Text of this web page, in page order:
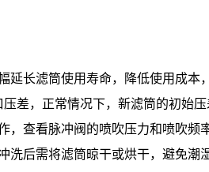
长滤筒使用寿命，降低使用成本
，正常情况下，新滤筒的初始
查看脉冲阀的喷吹压力和喷吹
后需将滤筒晾干或烘干，避免